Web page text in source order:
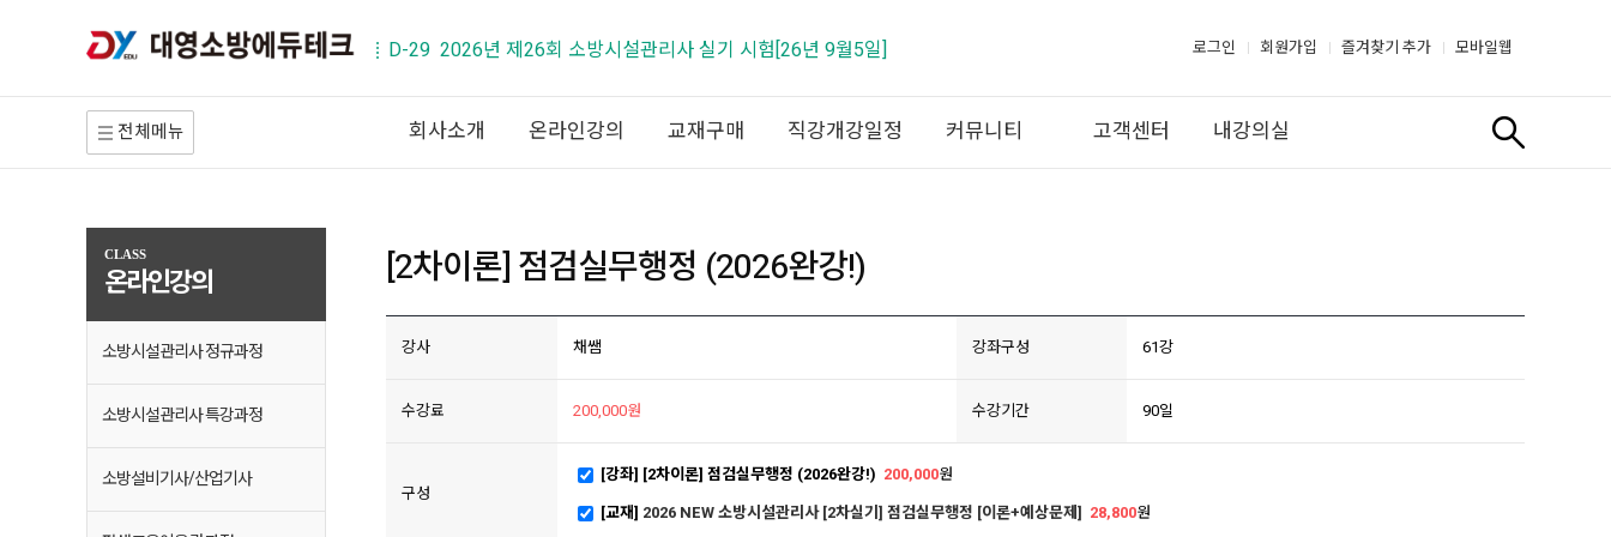
D-29 2026년 제26회 소방시설관리사 실기 시험[26년 9월5일] 로그인 회원가입 즐겨찾기 추가 모바일웹
전체메뉴 회사소개 온라인강의 교재구매 직강개강일정 커뮤니티 고객센터 내강의실
CLASS
온라인강의
소방시설관리사 정규과정
소방시설관리사 특강과정
소방설비기사/산업기사
[2차이론] 점검실무행정 (2026완강!)
강사 채쌤 강좌구성 61강
수강료 200,000원 수강기간 90일
구성
[강좌] [2차이론] 점검실무행정 (2026완강!) 200,000원
[교재] 2026 NEW 소방시설관리사 [2차실기] 점검실무행정 [이론+예상문제] 28,800원